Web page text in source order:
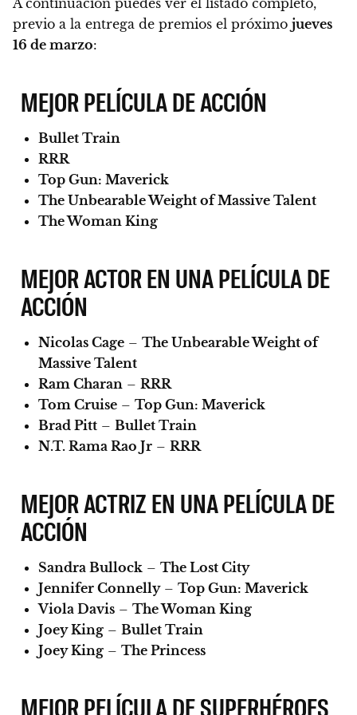
A continuación puedes ver el listado completo,
previo a la entrega de premios el próximo jueves
16 de marzo:
MEJOR PELÍCULA DE ACCIÓN
Bullet Train
RRR
Top Gun: Maverick
The Unbearable Weight of Massive Talent
The Woman King
MEJOR ACTOR EN UNA PELÍCULA DE
ACCIÓN
Nicolas Cage – The Unbearable Weight of
Massive Talent
Ram Charan – RRR
Tom Cruise – Top Gun: Maverick
Brad Pitt – Bullet Train
N.T. Rama Rao Jr – RRR
MEJOR ACTRIZ EN UNA PELÍCULA DE
ACCIÓN
Sandra Bullock – The Lost City
Jennifer Connelly– Top Gun: Maverick
Viola Davis – The Woman King
Joey King – Bullet Train
Joey King – The Princess
MEJOR PELÍCULA DE SUPERHÉROES